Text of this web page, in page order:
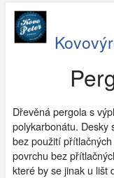
Dřevěná pergola s
polykarbonátu. Desky
bez použití
povrchu bez
které by se jinak u lišt